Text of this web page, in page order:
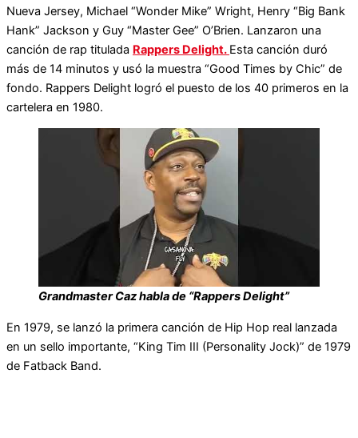
Nueva Jersey, Michael “Wonder Mike” Wright, Henry “Big Bank
Hank” Jackson y Guy “Master Gee” O’Brien. Lanzaron una
canción de rap titulada Rappers Delight. Esta canción duró
más de 14 minutos y usó la muestra “Good Times by Chic” de
fondo. Rappers Delight logró el puesto de los 40 primeros en la
cartelera en 1980.
Grandmaster Caz habla de “Rappers Delight”
En 1979, se lanzó la primera canción de Hip Hop real lanzada
en un sello importante, “King Tim III (Personality Jock)” de 1979
de Fatback Band.